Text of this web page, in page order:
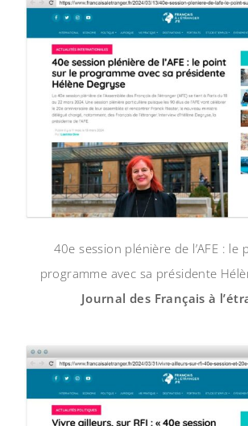
40e session plénière de l’AFE : le
programme avec sa présidente
Journal des Français à